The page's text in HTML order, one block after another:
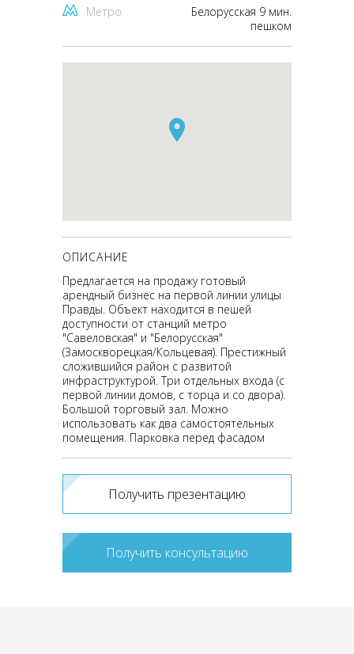
Метро
Белорусская 9 мин.
пешком
ОПИСАНИЕ
Предлагается на продажу готовый
арендный бизнес на первой линии улицы
Правды. Объект находится в пешей
доступности от станций метро
"Савеловская" и "Белорусская"
(Замоскворецкая/Кольцевая). Престижный
сложившийся район с развитой
инфраструктурой. Три отдельных входа (с
первой линии домов, с торца и со двора).
Большой торговый зал. Можно
использовать как два самостоятельных
помещения. Парковка перед фасадом
Получить презентацию
Получить консультацию